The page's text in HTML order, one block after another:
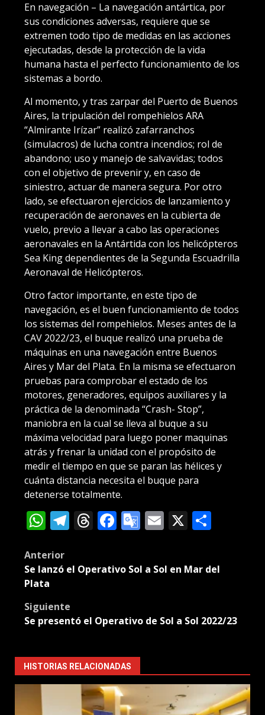
En navegación – La navegación antártica, por
sus condiciones adversas, requiere que se
extremen todo tipo de medidas en las acciones
ejecutadas, desde la protección de la vida
humana hasta el perfecto funcionamiento de los
sistemas a bordo.
Al momento, y tras zarpar del Puerto de Buenos
Aires, la tripulación del rompehielos ARA
“Almirante Irízar” realizó zafarranchos
(simulacros) de lucha contra incendios; rol de
abandono; uso y manejo de salvavidas; todos
con el objetivo de prevenir y, en caso de
siniestro, actuar de manera segura. Por otro
lado, se efectuaron ejercicios de lanzamiento y
recuperación de aeronaves en la cubierta de
vuelo, previo a llevar a cabo las operaciones
aeronavales en la Antártida con los helicópteros
Sea King dependientes de la Segunda Escuadrilla
Aeronaval de Helicópteros.
Otro factor importante, en este tipo de
navegación, es el buen funcionamiento de todos
los sistemas del rompehielos. Meses antes de la
CAV 2022/23, el buque realizó una prueba de
máquinas en una navegación entre Buenos
Aires y Mar del Plata. En la misma se efectuaron
pruebas para comprobar el estado de los
motores, generadores, equipos auxiliares y la
práctica de la denominada “Crash- Stop”,
maniobra en la cual se lleva al buque a su
máxima velocidad para luego poner maquinas
atrás y frenar la unidad con el propósito de
medir el tiempo en que se paran las hélices y
cuánta distancia necesita el buque para
detenerse totalmente.
WhatsApp
Telegram
Threads
Facebook
Google
Email
X
Post
navigation
Anterior
Se lanzó el Operativo Sol a Sol en Mar del
Plata
Siguiente
Se presentó el Operativo de Sol a Sol 2022/23
HISTORIAS RELACIONADAS